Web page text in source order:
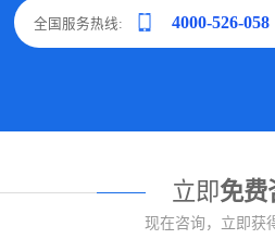
全国服务热线: 4000-526-058
立即免费
现在咨询，立即获